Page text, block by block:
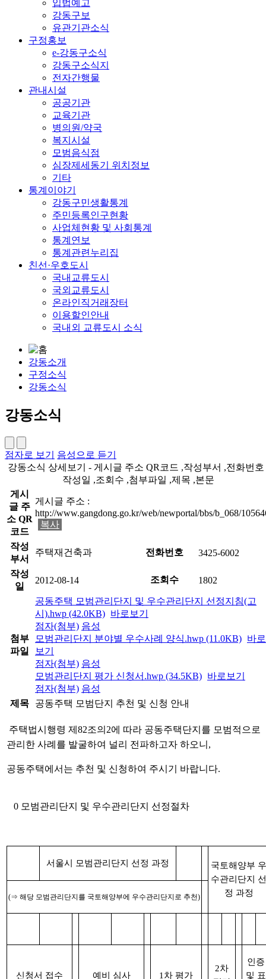
입법예고
강동구보
유관기관소식
구정홍보
e-강동구소식
강동구소식지
전자간행물
관내시설
공공기관
교육기관
병의원/약국
복지시설
모범음식점
심장제세동기 위치정보
기타
통계이야기
강동구민생활통계
주민등록인구현황
사업체현황 및 사회통계
통계연보
통계관련누리집
친선·우호도시
국내교류도시
국외교류도시
온라인직거래장터
이용할인안내
국내외 교류도시 소식
강동소개
구정소식
강동소식
강동소식
점자로 보기
음성으로 듣기
강동소식 상세보기 - 게시글 주소 QR코드 ,작성부서 ,전화번호
작성일 ,조회수 ,첨부파일 ,제목 ,본문
게시
글 주
소 QR
코드
게시글 주소 :
http://www.gangdong.go.kr/web/newportal/bbs/b_068/
복사
작성
부서
주택재건축과 전화번호 3425-6002
작성
일
2012-08-14 조회수 1802
첨부
파일
공동주택 모범관리단지 및 우수관리단지 선정지침(고
시).hwp (42.0KB) 바로보기
점자(첨부) 음성
모범관리단지 분야별 우수사례 양식.hwp (11.0KB) 바로
보기
점자(첨부) 음성
모범관리단지 평가 신청서.hwp (34.5KB) 바로보기
점자(첨부) 음성
제목
공동주택 모범단지 추천 및 신청 안내
주택법시행령 제82조의2에 따라 공동주택단지를 모범적으로
관리한 사례를 발굴하여 널리 전파하고자 하오니,
공동주택에서는 추천 및 신청하여 주시기 바랍니다.
0 모범관리단지 및 우수관리단지 선정절차
서울시 모범관리단지 선정 과정
국토해양부 우
수관리단지 선
정 과정
(⇒ 해당 모범관리단지를 국토해양부에 우수관리단지로 추천)
신청서 접수 예비 심사 1차 평가
2차
인증
및 표